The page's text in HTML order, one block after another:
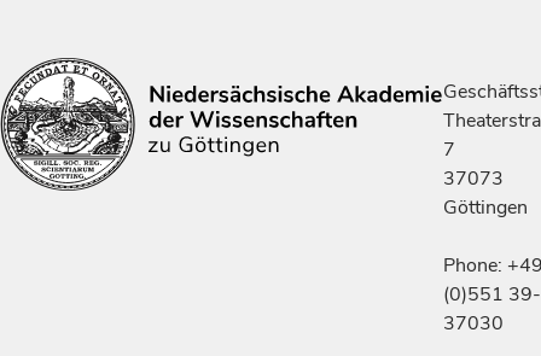
7
37073
Göttingen
Phone:
(0)551 39-
37030